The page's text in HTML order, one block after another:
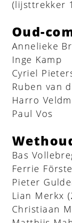
(lijsttrekker
Oud-
Annelieke
Inge Kamp
Cyriel
Ruben van
Harro
Paul Vos
Bas
Ferrie
Pieter
Lian Merkx
Christiaan